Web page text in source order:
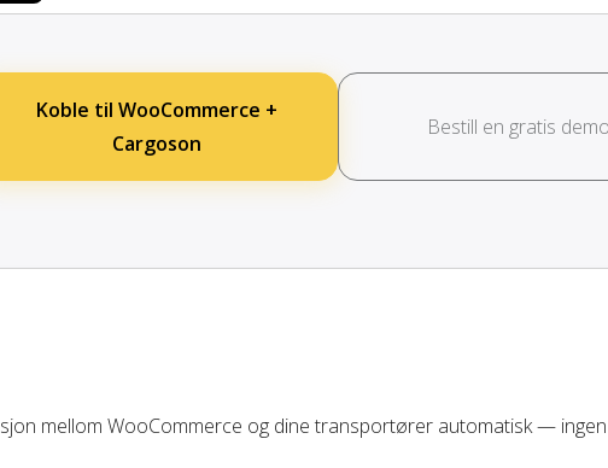
Koble til WooCommerce +
Cargoson
Bestill en gratis
mellom WooCommerce og dine transportører automatisk —